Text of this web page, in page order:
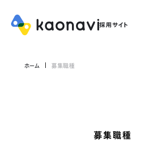
ホーム 募集職種
募集職種